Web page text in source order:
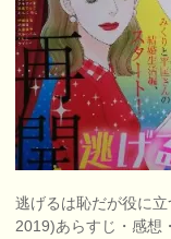
逃げるは恥だが役に
2019)あらすじ・感想